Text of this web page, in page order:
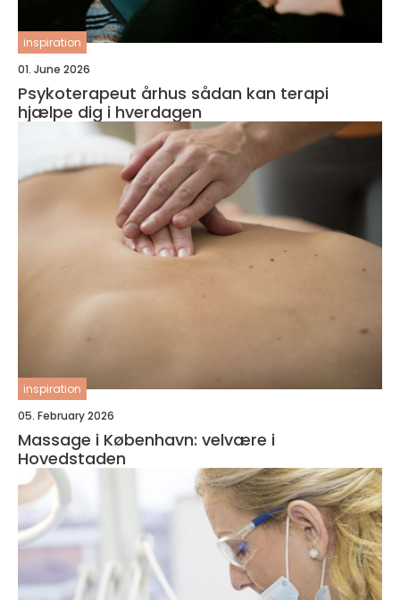
inspiration
01. June 2026
Psykoterapeut århus sådan kan terapi
hjælpe dig i hverdagen
inspiration
05. February 2026
Massage i København: velvære i
Hovedstaden